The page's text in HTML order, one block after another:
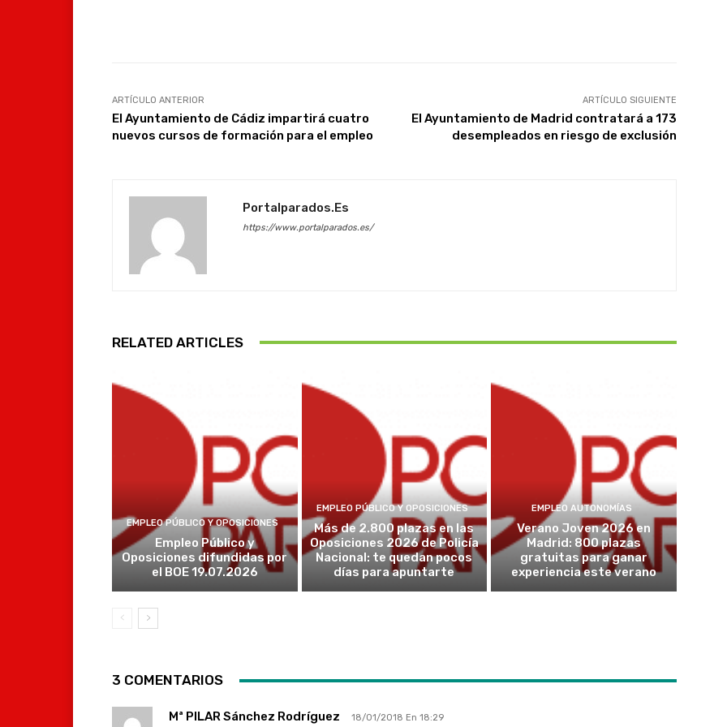
ARTÍCULO ANTERIOR
El Ayuntamiento de Cádiz impartirá cuatro
nuevos cursos de formación para el empleo
ARTÍCULO SIGUIENTE
El Ayuntamiento de Madrid contratará a 173
desempleados en riesgo de exclusión
Portalparados.es
https://www.portalparados.es/
RELATED ARTICLES
EMPLEO PÚBLICO Y OPOSICIONES
Empleo Público y
Oposiciones difundidas por
el BOE 19.07.2026
EMPLEO PÚBLICO Y OPOSICIONES
Más de 2.800 plazas en las
Oposiciones 2026 de Policía
Nacional: te quedan pocos
días para apuntarte
EMPLEO AUTONOMÍAS
Verano Joven 2026 en
Madrid: 800 plazas
gratuitas para ganar
experiencia este verano
3 COMENTARIOS
Mª PILAR Sánchez Rodríguez 18/01/2018 En 18:29